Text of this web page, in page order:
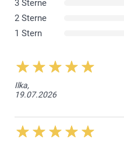
3 Sterne
2 Sterne
1 Stern
Ilka,
19.07.2026